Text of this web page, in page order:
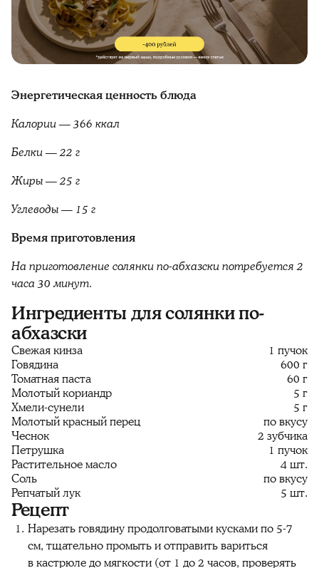
Энергетическая ценность блюда
Калории — 366 ккал
Белки — 22 г
Жиры — 25 г
Углеводы — 15 г
Время приготовления
На приготовление солянки по-абхазски потребуется 2
часа 30 минут.
Ингредиенты для солянки по-
абхазски
Свежая кинза
1 пучок
Говядина
600 г
Томатная паста
60 г
Молотый кориандр
5 г
Хмели-сунели
5 г
Молотый красный перец
по вкусу
Чеснок
2 зубчика
Петрушка
1 пучок
Растительное масло
4 шт.
Соль
по вкусу
Репчатый лук
5 шт.
Рецепт
Нарезать говядину продолговатыми кусками по 5-7
см, тщательно промыть и отправить вариться
в кастрюле до мягкости (от 1 до 2 часов, проверять